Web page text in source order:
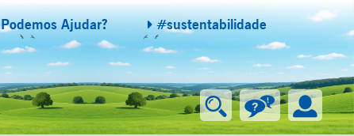
Podemos Ajudar? #sustentabilidade